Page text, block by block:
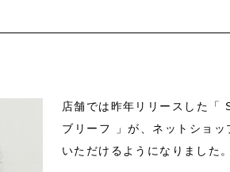
店舗では昨年リリースした「
ブリーフ 」が、ネットショッ
いただけるようになりました